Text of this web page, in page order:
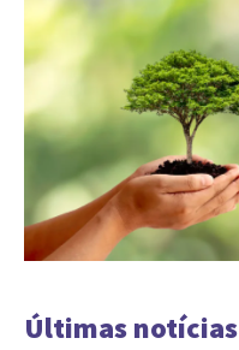
Últimas notícias